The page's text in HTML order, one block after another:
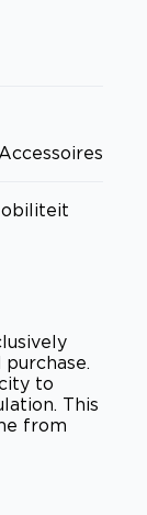
to
This
from